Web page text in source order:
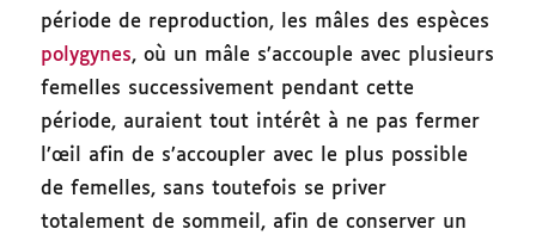
période de reproduction, les mâles des espèces
polygynes, où un mâle s’accouple avec plusieurs
femelles successivement pendant cette
période, auraient tout intérêt à ne pas fermer
l’œil afin de s’accoupler avec le plus possible
de femelles, sans toutefois se priver
totalement de sommeil, afin de conserver un